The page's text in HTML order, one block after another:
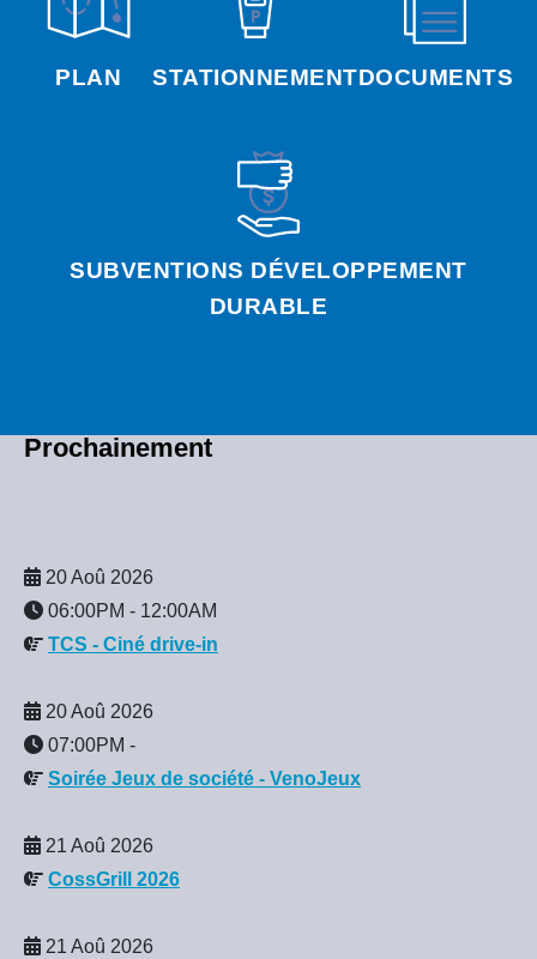
PLAN STATIONNEMENTDOCUMENTS
SUBVENTIONS DÉVELOPPEMENT
DURABLE
Prochainement
20 Aoû 2026
06:00PM - 12:00AM
TCS - Ciné drive-in
20 Aoû 2026
07:00PM -
Soirée Jeux de société - VenoJeux
21 Aoû 2026
CossGrill 2026
21 Aoû 2026